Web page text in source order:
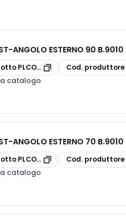
-ANGOLO ESTERNO 90 B.9010
PLCONAE90copia
Cod. produttore
catalogo
-ANGOLO ESTERNO 70 B.9010
PLCONAE70copia
Cod. produttore
catalogo